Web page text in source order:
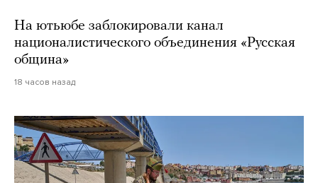
На ютьюбе заблокировали канал
националистического объединения «Русская
община»
18 часов назад